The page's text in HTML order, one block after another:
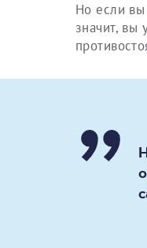
Но если вы
значит, вы